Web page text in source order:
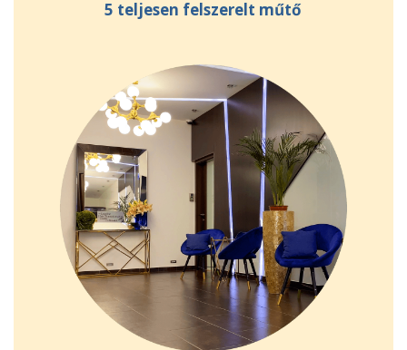
5 teljesen felszerelt műtő